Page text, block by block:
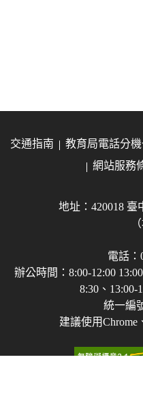
交通指南 教育局電話分
網站服務
地址：420018 臺
電話：
辦公時間：8:00-12:00
8:30、13:00-
統一編
建議使用Chrome